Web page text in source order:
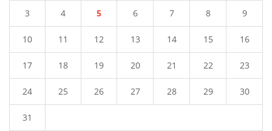
3 4 5 6 7 8 9
10 11 12 13 14 15 16
17 18 19 20 21 22 23
24 25 26 27 28 29 30
31